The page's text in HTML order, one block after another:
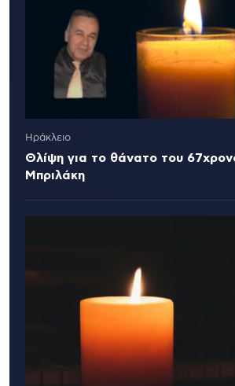
Ηράκλειο
Θλίψη για το θάνατο του
Μπριλάκη